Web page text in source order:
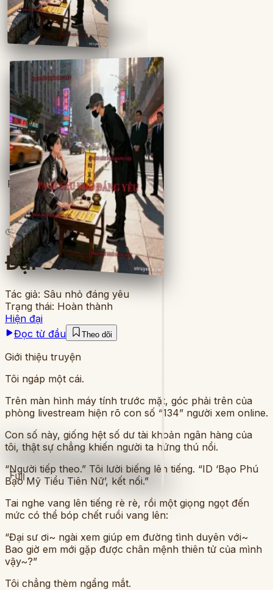
Full
Full
7lượt đọc 12chương
Đại Sư Online
Tác giả: Sâu nhỏ đáng yêu
Trạng thái: Hoàn thành
Hiện đại
Đọc từ đầu
Theo dõi
Giới thiệu truyện
Tôi ngáp một cái.
Trên màn hình máy tính trước mặt, góc phải trên của
phòng livestream hiện rõ con số “134” người xem online.
Con số này, giống hệt số dư tài khoản ngân hàng của
tôi, thật sự chẳng khiến người ta hứng thú nổi.
“Người tiếp theo.” Tôi lười biếng lên tiếng. “ID ‘Bạo Phú
Bạo Mỹ Tiểu Tiên Nữ’, kết nối.”
Tai nghe vang lên tiếng rè rè, rồi một giọng ngọt đến
mức có thể bóp chết ruồi vang lên:
“Đại sư ơi~ ngài xem giúp em đường tình duyên với~
Bao giờ em mới gặp được chân mệnh thiên tử của mình
vậy~?”
Tôi chẳng thèm ngẩng mắt.